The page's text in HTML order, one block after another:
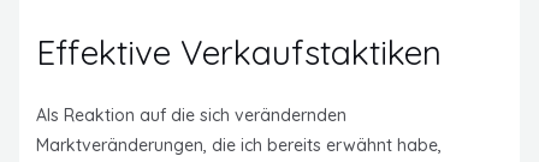
Effektive Verkaufstaktiken
Als Reaktion auf die sich verändernden
Marktveränderungen, die ich bereits erwähnt habe,